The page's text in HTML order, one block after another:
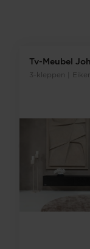
Tv-Meubel
3-kleppen |